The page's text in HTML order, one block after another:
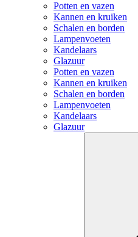
Potten en vazen
Kannen en kruiken
Schalen en borden
Lampenvoeten
Kandelaars
Glazuur
Potten en vazen
Kannen en kruiken
Schalen en borden
Lampenvoeten
Kandelaars
Glazuur